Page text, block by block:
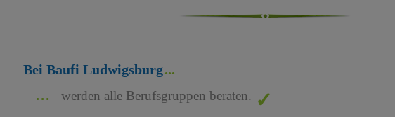
Bei Baufi Ludwigsburg
werden alle Berufsgruppen beraten.